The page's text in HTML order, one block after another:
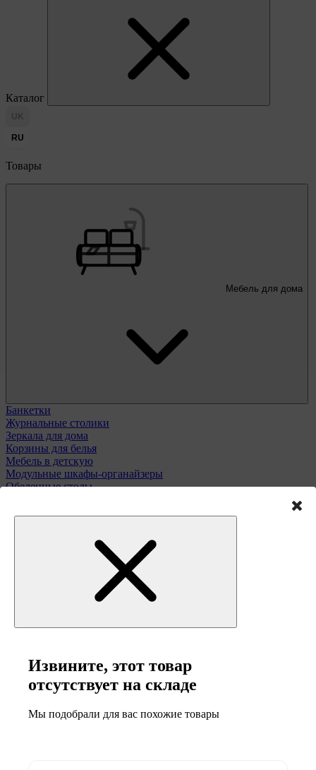
Каталог
UK
RU
Товары
Мебель для дома
Банкетки
Журнальные столики
Зеркала для дома
Корзины для белья
Мебель в детскую
Модульные шкафы-органайзеры
Обеденные столы
Туалетные столики
Извините, этот товар
отсутствует на складе
Мы подобрали для вас похожие товары